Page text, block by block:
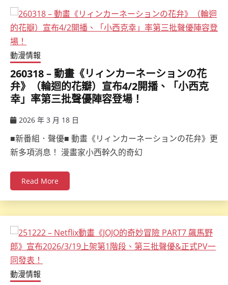
動漫情報
260318 – 動畫《リィンカーネーションの花
弁》（輪迴的花瓣）宣布4/2開播、「小西克
幸」率第三批聲優陣容登場！
2026 年 3 月 18 日
■新番組．聲優■ 動畫《リィンカーネーションの花弁》更
新多項消息！ 漫畫家小西幹久的奇幻
Read More
動漫情報